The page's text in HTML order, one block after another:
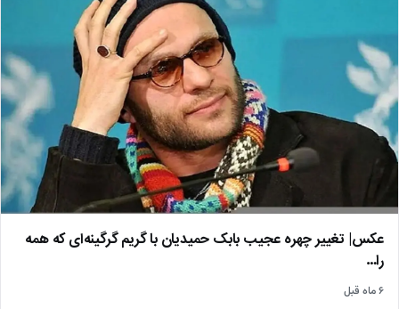
عکس| تغییر چهره عجیب بابک حمیدیان با گریم گرگینه‌ای که همه
را…
۶ ماه قبل